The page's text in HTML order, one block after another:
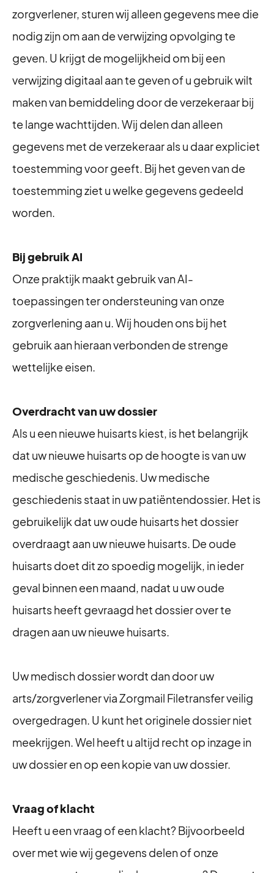
zorgverlener, sturen wij alleen gegevens mee die
nodig zijn om aan de verwijzing opvolging te
geven. U krijgt de mogelijkheid om bij een
verwijzing digitaal aan te geven of u gebruik wilt
maken van bemiddeling door de verzekeraar bij
te lange wachttijden. Wij delen dan alleen
gegevens met de verzekeraar als u daar expliciet
toestemming voor geeft. Bij het geven van de
toestemming ziet u welke gegevens gedeeld
worden.
Bij gebruik AI
Onze praktijk maakt gebruik van AI-
toepassingen ter ondersteuning van onze
zorgverlening aan u. Wij houden ons bij het
gebruik aan hieraan verbonden de strenge
wettelijke eisen.
Overdracht van uw dossier
Als u een nieuwe huisarts kiest, is het belangrijk
dat uw nieuwe huisarts op de hoogte is van uw
medische geschiedenis. Uw medische
geschiedenis staat in uw patiëntendossier. Het is
gebruikelijk dat uw oude huisarts het dossier
overdraagt aan uw nieuwe huisarts. De oude
huisarts doet dit zo spoedig mogelijk, in ieder
geval binnen een maand, nadat u uw oude
huisarts heeft gevraagd het dossier over te
dragen aan uw nieuwe huisarts.
Uw medisch dossier wordt dan door uw
arts/zorgverlener via Zorgmail Filetransfer veilig
overgedragen. U kunt het originele dossier niet
meekrijgen. Wel heeft u altijd recht op inzage in
uw dossier en op een kopie van uw dossier.
Vraag of klacht
Heeft u een vraag of een klacht? Bijvoorbeeld
over met wie wij gegevens delen of onze